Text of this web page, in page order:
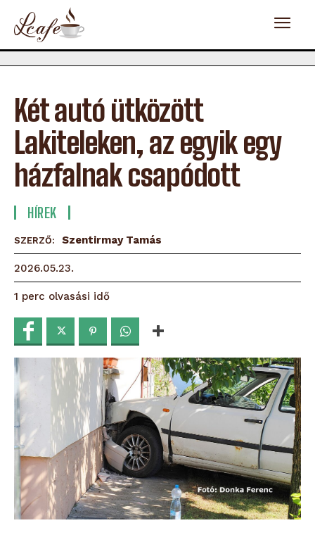
Két autó ütközött
Lakiteleken, az egyik egy
házfalnak csapódott
HÍREK
SZERZŐ: Szentirmay Tamás
2026.05.23.
1 perc olvasási idő